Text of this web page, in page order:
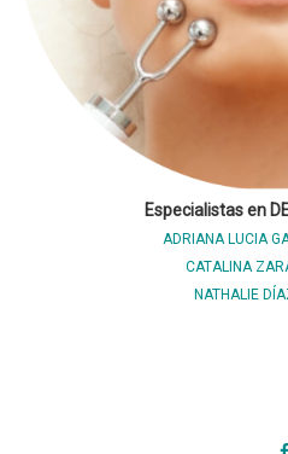
Especialistas en
ADRIANA LUCIA
CATALINA
NATHALIE